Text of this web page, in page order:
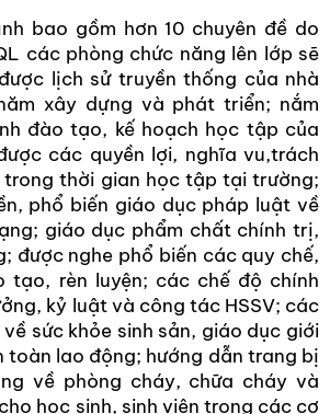
bao gồm hơn 10 chuyên đề do
các phòng chức năng lên lớp sẽ
lịch sử truyền thống của nhà
xây dựng và phát triển; nắm
đào tạo, kế hoạch học tập của
các quyền lợi, nghĩa vu,trách
trong thời gian học tập tại trường;
phổ biến giáo dục pháp luật về
giáo dục phẩm chất chính trị,
được nghe phổ biến các quy chế,
tạo, rèn luyện; các chế độ chính
kỷ luật và công tác HSSV; các
sức khỏe sinh sản, giáo dục giới
toàn lao động; hướng dẫn trang bị
về phòng cháy, chữa cháy và
học sinh, sinh viên trong các cơ